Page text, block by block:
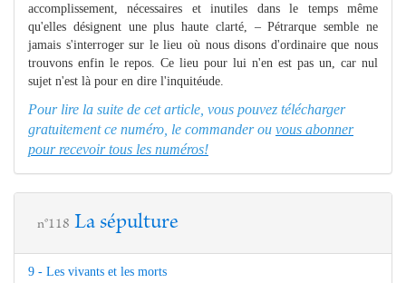
accomplissement, nécessaires et inutiles dans le temps même
qu'elles désignent une plus haute clarté, – Pétrarque semble ne
jamais s'interroger sur le lieu où nous disons d'ordinaire que nous
trouvons enfin le repos. Ce lieu pour lui n'en est pas un, car nul
sujet n'est là pour en dire l'inquitéude.
Pour lire la suite de cet article, vous pouvez télécharger
gratuitement ce numéro, le commander ou vous abonner
pour recevoir tous les numéros!
n°118 La sépulture
9 - Les vivants et les morts